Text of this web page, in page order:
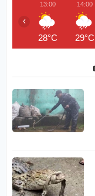
13:00
28°C
14:00
29°C
‹